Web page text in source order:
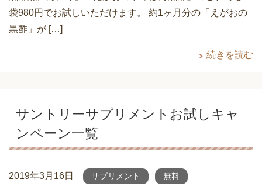
袋980円でお試しいただけます。 約1ヶ月分の「えがおの
黒酢」が […]
続きを読む
サントリーサプリメントお試しキャ
ンペーン一覧
2019年3月16日 サプリメント 無料